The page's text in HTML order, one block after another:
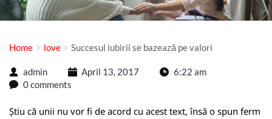
Home love Succesul iubirii se bazează pe valori
admin April 13, 2017
6:22 am
0 comments
Știu că unii nu vor fi de acord cu acest text, însă o spun ferm